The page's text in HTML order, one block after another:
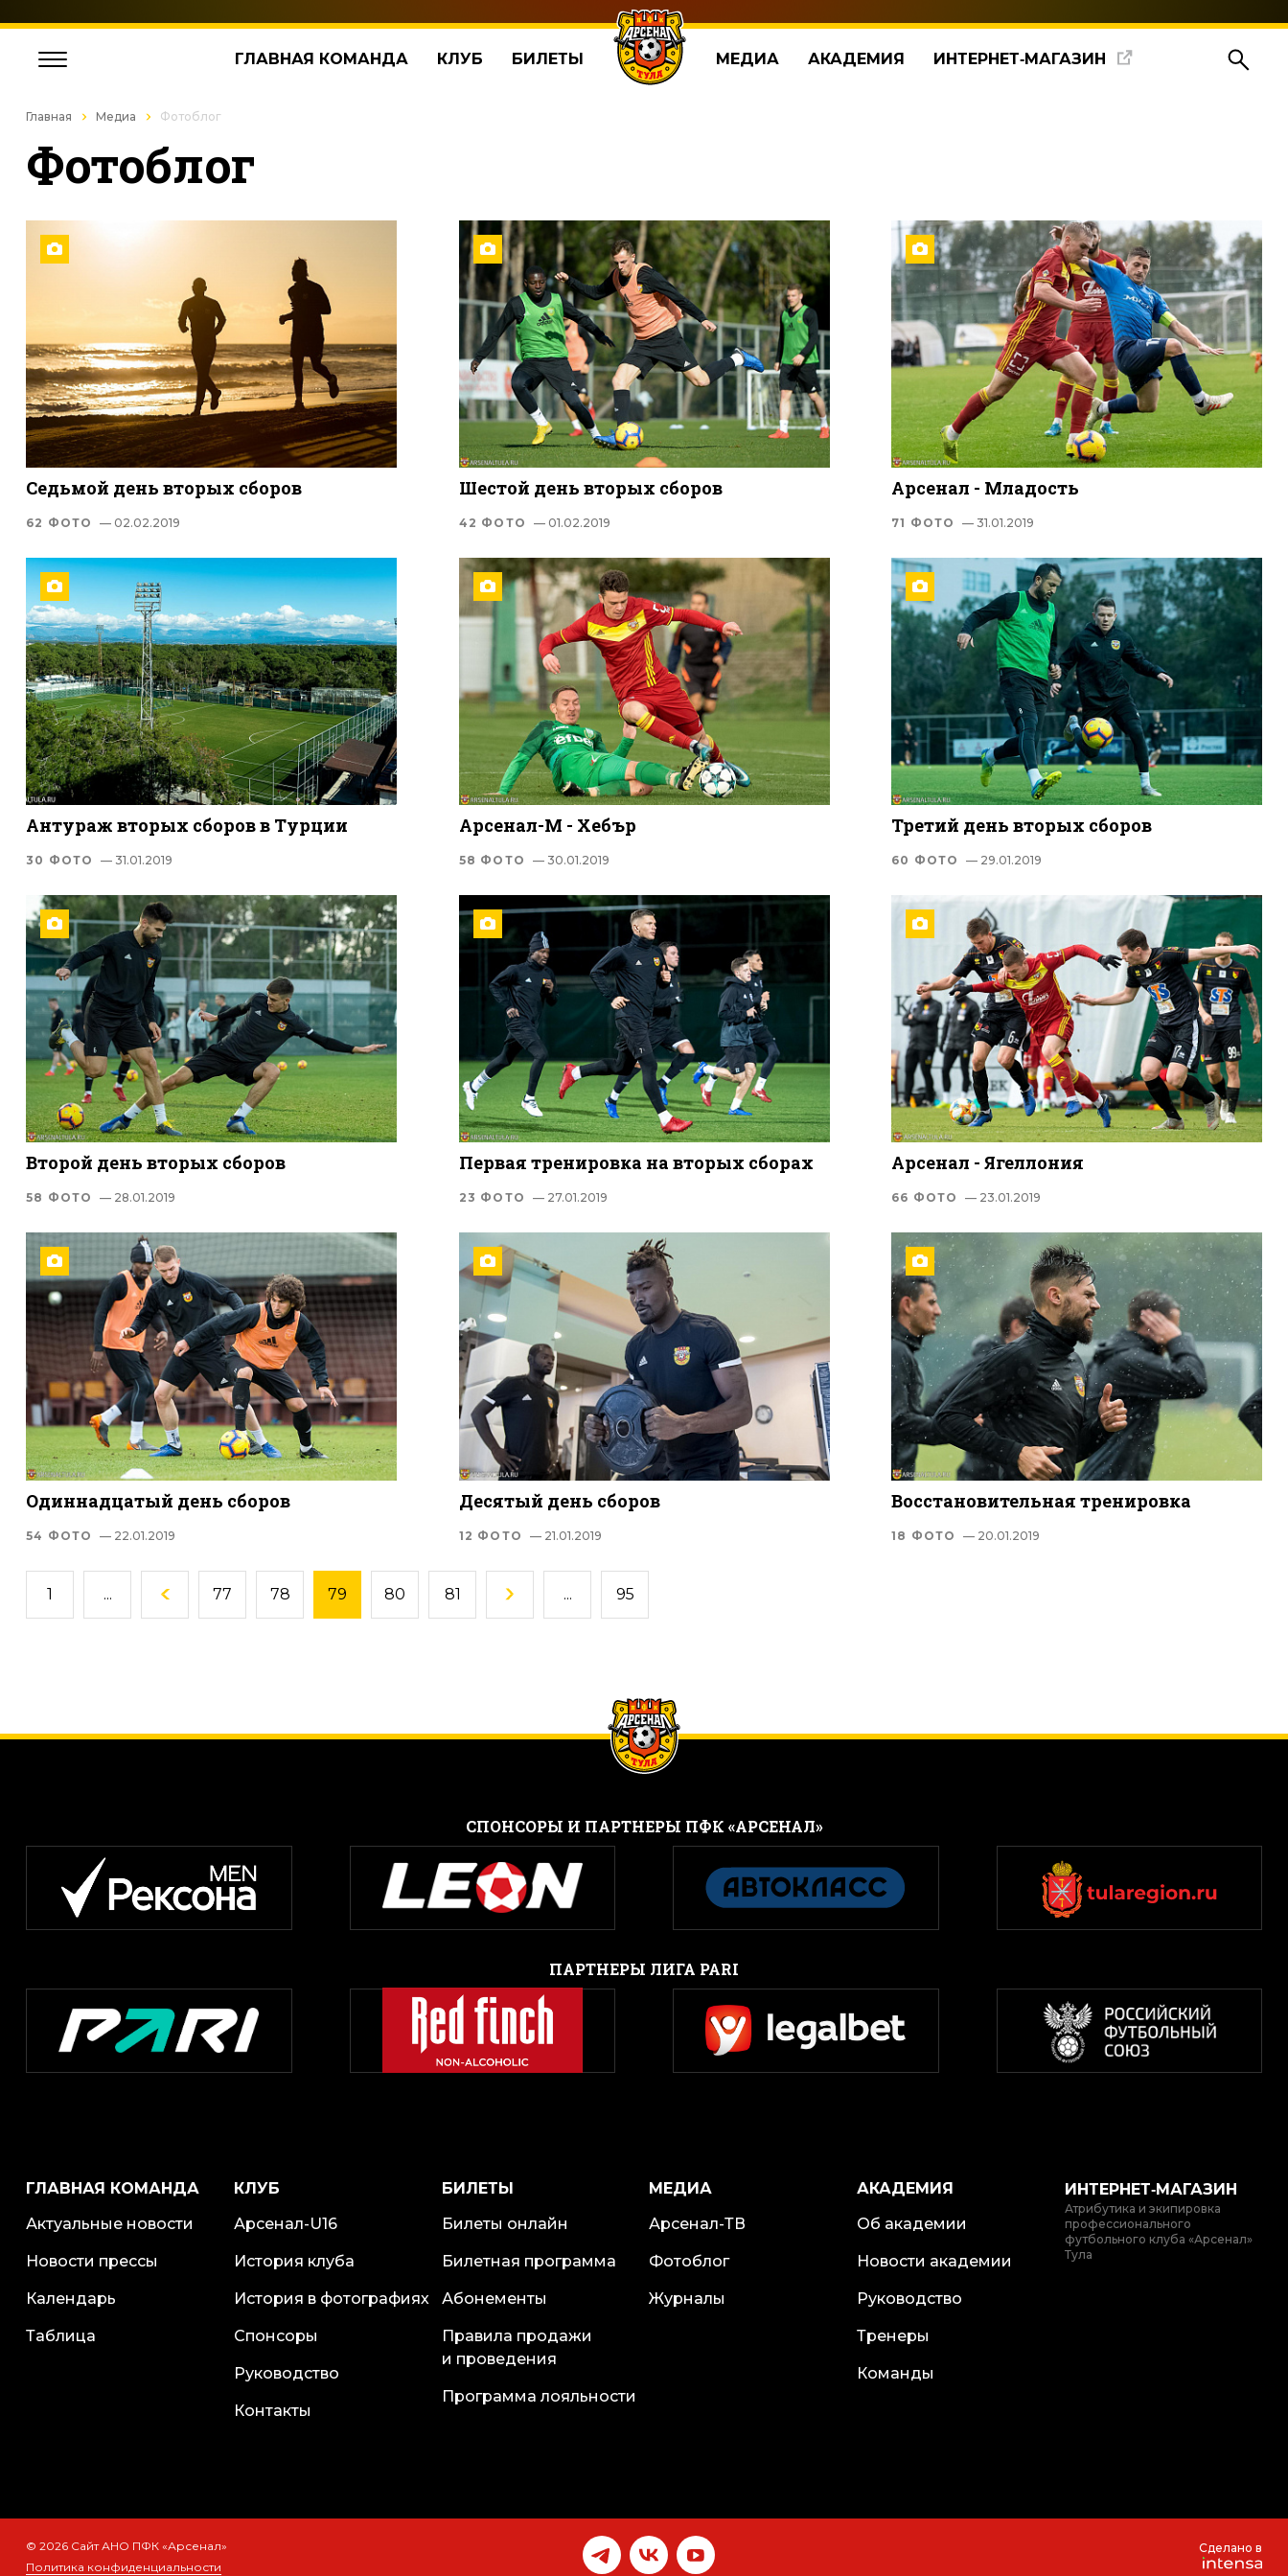
ГЛАВНАЯ КОМАНДА КЛУБ БИЛЕТЫ МЕДИА АКАДЕМИЯ ИНТЕРНЕТ‑МАГАЗИН
Главная Медиа Фотоблог
Фотоблог
Седьмой день вторых сборов
62 ФОТО — 02.02.2019
Шестой день вторых сборов
42 ФОТО — 01.02.2019
Арсенал - Младость
71 ФОТО — 31.01.2019
Антураж вторых сборов в Турции
30 ФОТО — 31.01.2019
Арсенал-М - Хебър
58 ФОТО — 30.01.2019
Третий день вторых сборов
60 ФОТО — 29.01.2019
Второй день вторых сборов
58 ФОТО — 28.01.2019
Первая тренировка на вторых сборах
23 ФОТО — 27.01.2019
Арсенал - Ягеллония
66 ФОТО — 23.01.2019
Одиннадцатый день сборов
54 ФОТО — 22.01.2019
Десятый день сборов
12 ФОТО — 21.01.2019
Восстановительная тренировка
18 ФОТО — 20.01.2019
1 ... 77 78 79 80 81 ... 95
CПОНСОРЫ И ПАРТНЕРЫ ПФК «АРСЕНАЛ»
ПАРТНЕРЫ ЛИГА PARI
ГЛАВНАЯ КОМАНДА
Актуальные новости
Новости прессы
Календарь
Таблица
КЛУБ
Арсенал-U16
История клуба
История в фотографиях
Спонсоры
Руководство
Контакты
БИЛЕТЫ
Билеты онлайн
Билетная программа
Абонементы
Правила продажи
и проведения
Программа лояльности
МЕДИА
Арсенал-ТВ
Фотоблог
Журналы
АКАДЕМИЯ
Об академии
Новости академии
Руководство
Тренеры
Команды
ИНТЕРНЕТ‑МАГАЗИН
Атрибутика и экипировка
профессионального
футбольного клуба «Арсенал»
Тула
© 2026 Сайт АНО ПФК «Арсенал»
Политика конфиденциальности
Сделано в